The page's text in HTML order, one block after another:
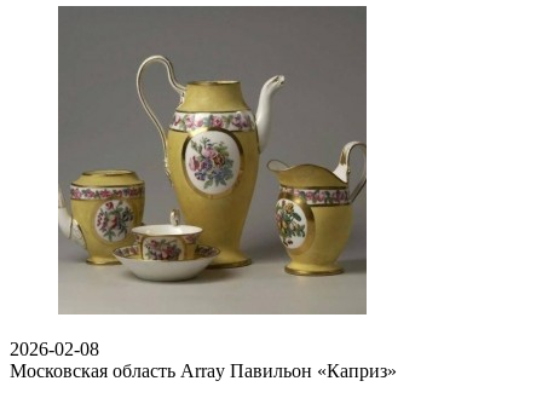
2026-02-08
Московская область Array Павильон «Каприз»